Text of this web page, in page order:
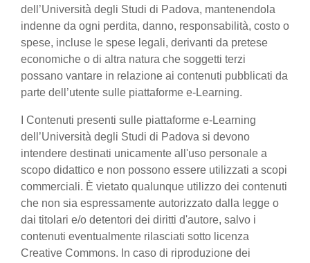
dell’Università degli Studi di Padova, mantenendola
indenne da ogni perdita, danno, responsabilità, costo o
spese, incluse le spese legali, derivanti da pretese
economiche o di altra natura che soggetti terzi
possano vantare in relazione ai contenuti pubblicati da
parte dell’utente sulle piattaforme e-Learning.
I Contenuti presenti sulle piattaforme e-Learning
dell’Università degli Studi di Padova si devono
intendere destinati unicamente all'uso personale a
scopo didattico e non possono essere utilizzati a scopi
commerciali. È vietato qualunque utilizzo dei contenuti
che non sia espressamente autorizzato dalla legge o
dai titolari e/o detentori dei diritti d'autore, salvo i
contenuti eventualmente rilasciati sotto licenza
Creative Commons. In caso di riproduzione dei